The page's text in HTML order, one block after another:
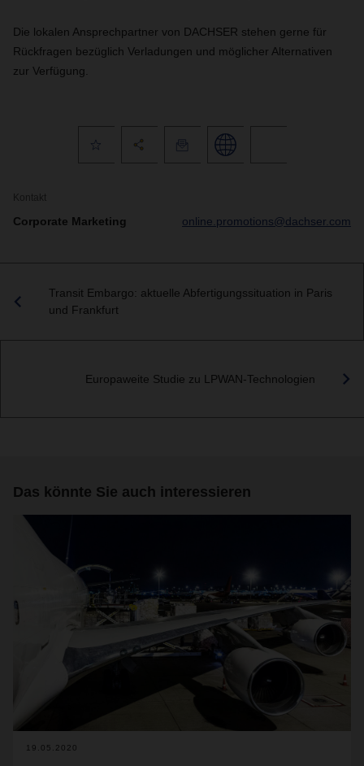
Die lokalen Ansprechpartner von DACHSER stehen gerne für
Rückfragen bezüglich Verladungen und möglicher Alternativen
zur Verfügung.
Kontakt
Corporate Marketing online.promotions@dachser.com
Transit Embargo: aktuelle Abfertigungssituation in Paris
und Frankfurt
Europaweite Studie zu LPWAN-Technologien
Das könnte Sie auch interessieren
19.05.2020